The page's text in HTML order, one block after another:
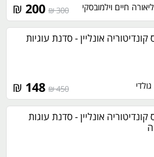
חיים וילמובסקי 300 ₪
₪
קונדיטוריה אונליין - סדנת עוגיות
450 ₪
₪
קונדיטוריה אונליין - סדנת עוגות